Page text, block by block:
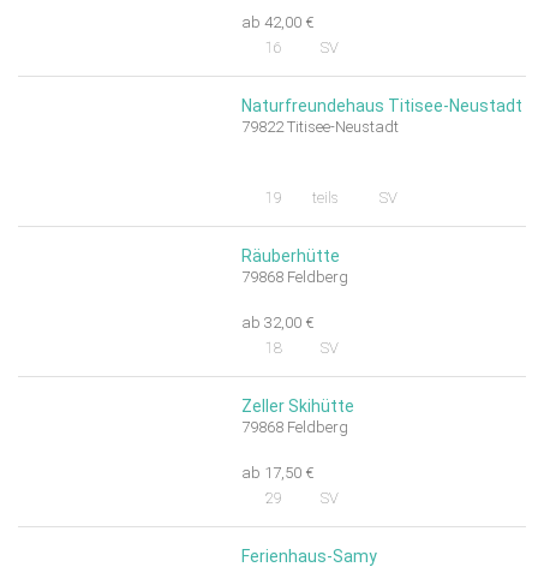
ab 42,00 €
16
SV
Naturfreundehaus Titisee-Neustadt
79822 Titisee-Neustadt
19 teils SV
Räuberhütte
79868 Feldberg
ab 32,00 €
18
SV
Zeller Skihütte
79868 Feldberg
ab 17,50 €
29
SV
Ferienhaus-Samy